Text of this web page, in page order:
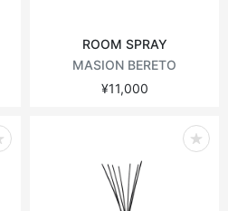
ROOM SPRAY
MASION BERETO
¥11,000